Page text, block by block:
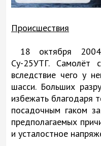
Происшествия
18 октября
Су-25УТГ. Самолёт
вследствие чего у
шасси. Больших
избежать благодаря
посадочным гаком
предполагаемых
и усталостное